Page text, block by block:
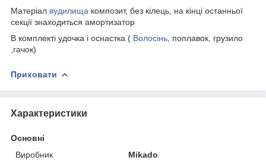
Матеріал вудилища композит, без кілець, на кінці останньої
секції знаходиться амортизатор
В комплекті удочка і оснастка ( Волосінь , поплавок, грузило
,гачок)
Приховати
Характеристики
Основні
Виробник
Mikado